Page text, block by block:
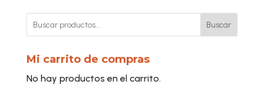
Buscar
Mi carrito de compras
No hay productos en el carrito.